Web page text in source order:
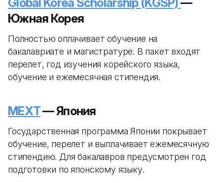
Южная Корея
Полностью оплачивает обучение на
бакалавриате и магистратуре. В пакет входят
перелет, год изучения корейского языка,
обучение и ежемесячная стипендия.
MEXT— Япония
Государственная программа Японии покрывает
обучение, перелет и выплачивает ежемесячную
стипендию. Для бакалавров предусмотрен год
подготовки по японскому языку.